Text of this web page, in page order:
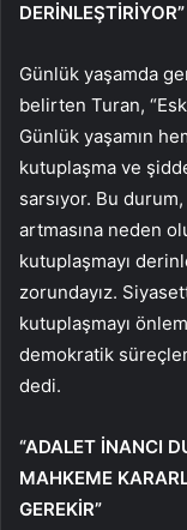
DERİNLEŞTİRİYOR”
Günlük yaşamda
belirten Turan,
Günlük yaşamın
kutuplaşma ve
sarsıyor. Bu
artmasına neden
kutuplaşmayı
zorundayız.
kutuplaşmayı
demokratik
dedi.
“ADALET İNANCI
MAHKEME
GEREKİR”